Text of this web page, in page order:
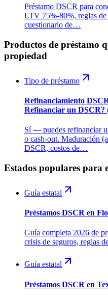
Préstamo DSCR para
LTV 75%-80%, reglas
cuestionario de…
Productos de préstamo
propiedad
Tipo de préstamo
Refinanciamiento
Refinanciar un DSCR?
Sí — puedes refinanciar
o cash-out. Maduración
DSCR, costos de…
Estados populares para
Guía estatal
Préstamos DSCR en
Guía completa 2026 de
crisis de seguros, reglas
Guía estatal
Préstamos DSCR en